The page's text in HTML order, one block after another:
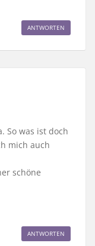
ANTWORTEN
So was ist doch
mich auch
schöne
ANTWORTEN